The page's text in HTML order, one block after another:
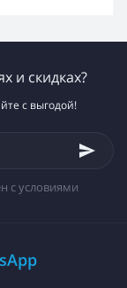
и скидках?
с выгодой!
с условиями